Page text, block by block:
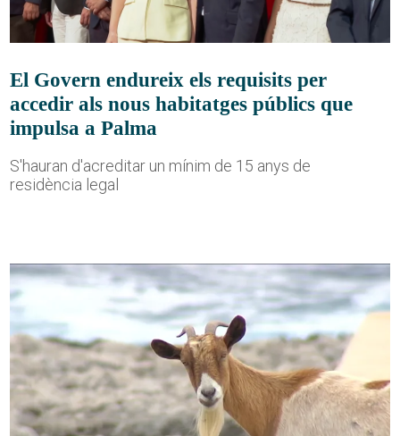
El Govern endureix els requisits per
accedir als nous habitatges públics que
impulsa a Palma
S'hauran d'acreditar un mínim de 15 anys de
residència legal